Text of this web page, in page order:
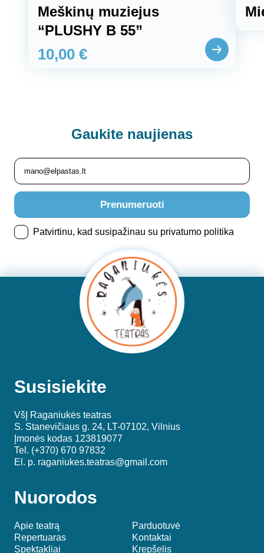
Meškinų muziejus
“PLUSHY B 55”
10,00 €
Gaukite naujienas
Prenumeruoti
Patvirtinu, kad susipažinau su privatumo politika
Susisiekite
VšĮ Raganiukės teatras
S. Stanevičiaus g. 24, LT-07102, Vilnius
Įmonės kodas 123819077
Tel. (+370) 670 97832
El. p. raganiukes.teatras@gmail.com
Nuorodos
Apie teatrą
Parduotuvė
Repertuaras
Kontaktai
Spektakliai
Krepšelis